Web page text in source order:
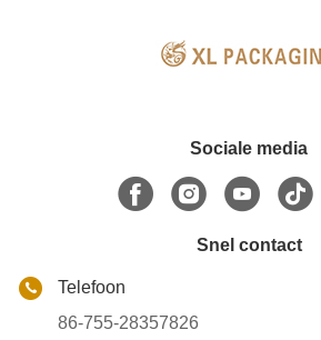
Sociale media
Snel contact
Telefoon
86-755-28357826